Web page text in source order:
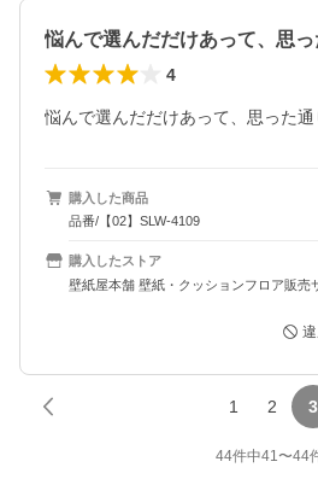
4
悩んで選んだだけあって、思った通
購入した商品
品番/【02】SLW-4109
購入したストア
壁紙屋本舗 壁紙・クッションフロア販売
1 2 3
44件中41〜44